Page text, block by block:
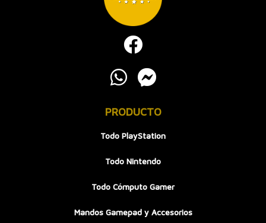
PRODUCTO
Todo PlayStation
Todo Nintendo
Todo Cómputo Gamer
Mandos Gamepad y Accesorios